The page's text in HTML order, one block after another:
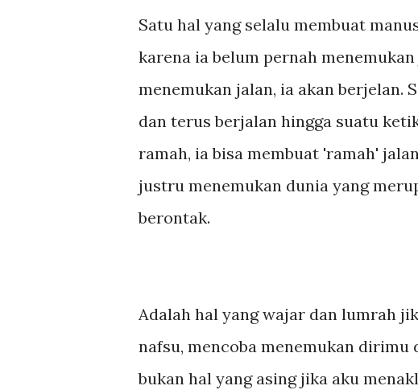
Satu hal yang selalu membuat
karena ia belum pernah
menemukan jalan, ia akan berjelan.
dan terus berjalan hingga suatu
ramah, ia bisa membuat 'ramah'
justru menemukan dunia yang
berontak.
Adalah hal yang wajar dan lumrah
nafsu, mencoba menemukan
bukan hal yang asing jika aku